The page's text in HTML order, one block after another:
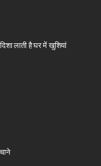
लाती है घर में खुशियां